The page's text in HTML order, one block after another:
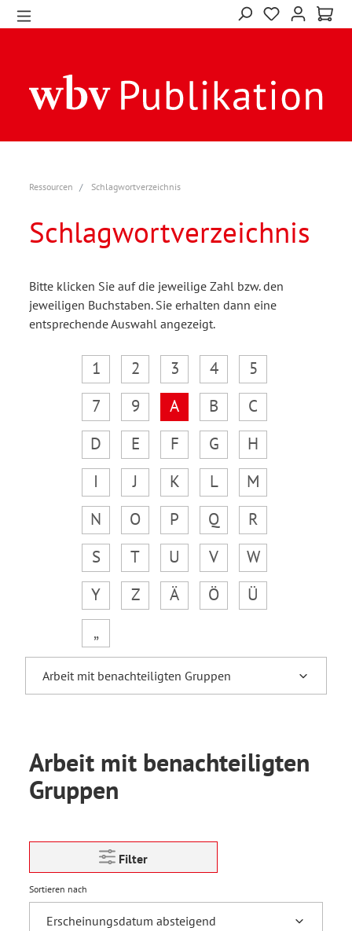
Ressourcen Schlagwortverzeichnis
Schlagwortverzeichnis
Bitte klicken Sie auf die jeweilige Zahl bzw. den
jeweiligen Buchstaben. Sie erhalten dann eine
entsprechende Auswahl angezeigt.
1 2 3 4
5
7
9 A B
C
D
E F G
H
I
J K L
M
N
O P Q
R
S
T U V
W
Y
Z Ä Ö
Ü
„
Arbeit mit benachteiligten
Gruppen
Filter
Sortieren nach